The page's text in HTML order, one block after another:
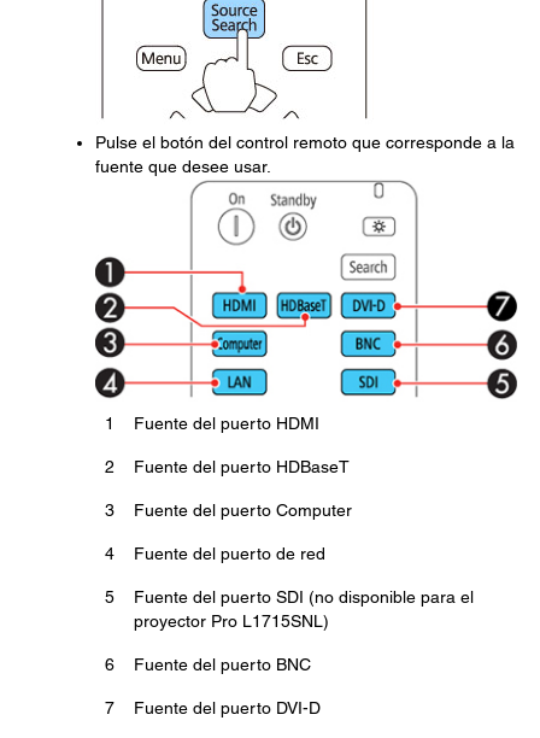
Pulse el botón del control remoto que corresponde a la
fuente que desee usar.
1 Fuente del puerto HDMI
2 Fuente del puerto HDBaseT
3 Fuente del puerto Computer
4 Fuente del puerto de red
5
Fuente del puerto SDI (no disponible para el
proyector Pro L1715SNL)
6 Fuente del puerto BNC
7 Fuente del puerto DVI-D